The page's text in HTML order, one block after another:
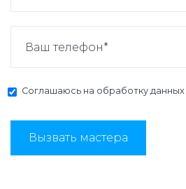
Соглашаюсь на обработку данных
Вызвать мастера